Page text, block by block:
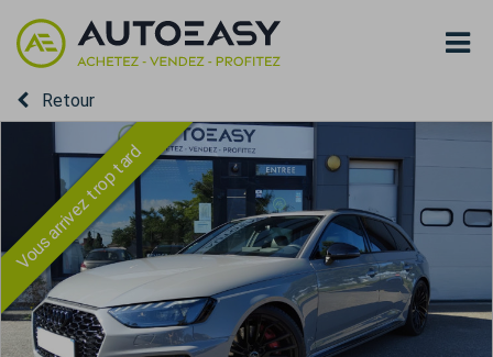
Retour
Vous arrivez trop tard